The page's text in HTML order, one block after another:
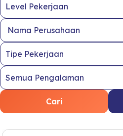
Nama Perusahaan
Cari